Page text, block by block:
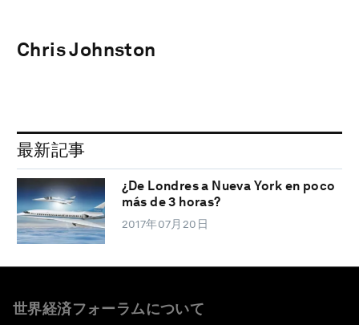
Chris Johnston
最新記事
¿De Londres a Nueva York en poco
más de 3 horas?
2017年07月20日
世界経済フォーラムについて